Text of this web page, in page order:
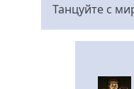
(не
чё
Танцуйте с